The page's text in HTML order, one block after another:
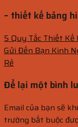
– thiết kế bảng
5 Quy Tắc Thiết Kế
Gửi Đến Bạn Kinh
Rẻ
Để lại một bình
Email của bạn sẽ
trường bắt buộc